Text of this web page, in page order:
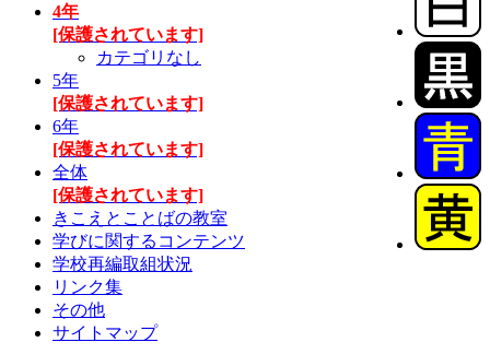
4年
[保護されています]
カテゴリなし
5年
[保護されています]
6年
[保護されています]
全体
[保護されています]
きこえとことばの教室
学びに関するコンテンツ
学校再編取組状況
リンク集
その他
サイトマップ